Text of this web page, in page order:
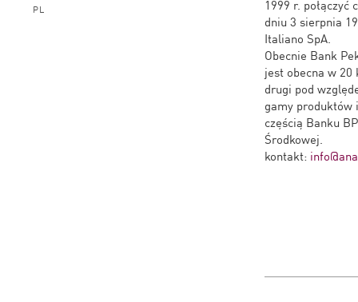
PL
1999 r.
dniu 3 sierpnia
Italiano SpA.
Obecnie Bank
jest obecna w
drugi pod
gamy produktów
częścią Banku
Środkowej.
kontakt: